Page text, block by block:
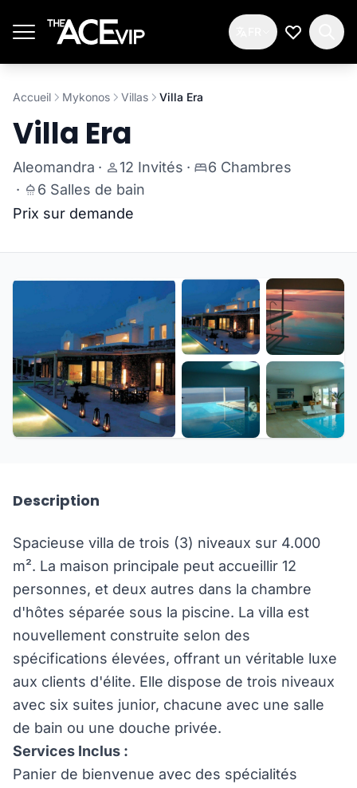
Ma Liste
Accueil Mykonos Villas Villa Era
Villa Era
Aleomandra · 12 Invités ·
6 Chambres
·
6 Salles de bain
Prix sur demande
Description
Spacieuse villa de trois (3) niveaux sur 4.000
m². La maison principale peut accueillir 12
personnes, et deux autres dans la chambre
d'hôtes séparée sous la piscine. La villa est
nouvellement construite selon des
spécifications élevées, offrant un véritable luxe
aux clients d'élite. Elle dispose de trois niveaux
avec six suites junior, chacune avec une salle
de bain ou une douche privée.
Services Inclus :
Panier de bienvenue avec des spécialités